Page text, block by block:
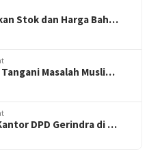
Stok dan Harga Bah…
Masalah Musli…
DPD Gerindra di …